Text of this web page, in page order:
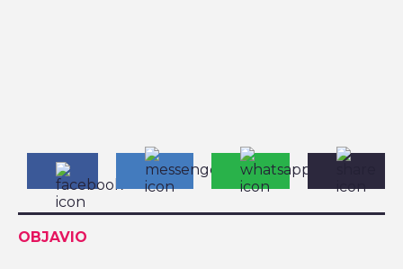
OBJAVIO